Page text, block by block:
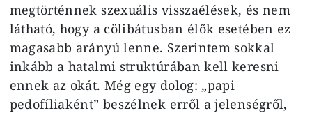
megtörténnek szexuális visszaélések, és nem
látható, hogy a cölibátusban élők esetében ez
magasabb arányú lenne. Szerintem sokkal
inkább a hatalmi struktúrában kell keresni
ennek az okát. Még egy dolog: „papi
pedofíliaként” beszélnek erről a jelenségről,